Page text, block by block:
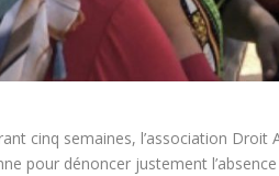
cinq semaines, l’association
pour dénoncer justement